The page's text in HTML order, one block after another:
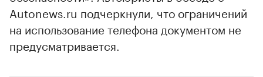
Autonews.ru подчеркнули, что ограничений
на использование телефона документом не
предусматривается.